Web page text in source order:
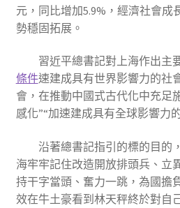
元，同比增加5.9%，經濟社會成
勢穩固拓展。
習近平總書記對上海作出主
條件速建成具有世界影響力的社
會，在推動中國式古代化中充足
感化”“加速建成具有全球影響力
沿著總書記指引的標的目的
海牢牢記住改造開放排頭兵、立
持干字當頭、奮力一跳，為國擔
效在牛土豪看到林天秤終於對自